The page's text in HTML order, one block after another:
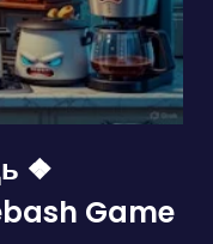
❖
Game